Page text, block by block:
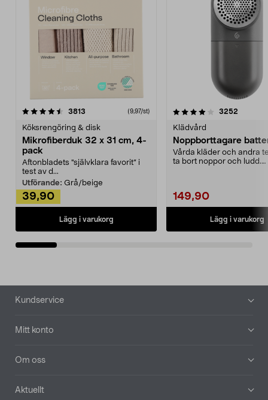
3813 (9,97/st)
Köksrengöring & disk
Mikrofiberduk 32 x 31 cm, 4-
pack
Aftonbladets "självklara favorit” i
test av d...
Utförande: Grå/beige
39,90
Lägg i varukorg
4.0av 5 stjärnor 3252
Klädvård
Noppborttagare
Vårda kläder och andra
ta bort noppor och ludd.
149,90
Lägg i varukorg
4.5av 5 stjärnor
Sidfot
Kundservice
Mitt konto
Om oss
Aktuellt